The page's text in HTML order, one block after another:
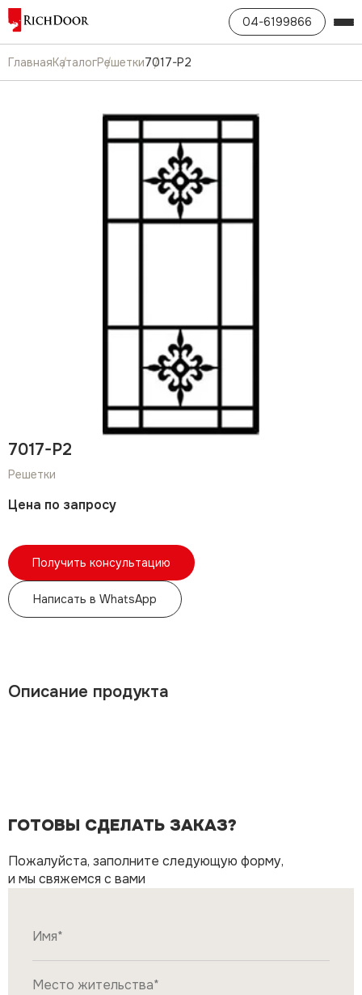
04-6199866
ГлавнаяКаталогРешетки7017-P2
7017-P2
Решетки
Цена по запросу
Получить консультацию
Написать в WhatsApp
Описание продукта
ГОТОВЫ СДЕЛАТЬ ЗАКАЗ?
Пожалуйста, заполните следующую форму,
и мы свяжемся с вами